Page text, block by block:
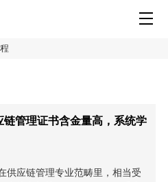
链管理证书含金量高，系统学
供应链管理专业范畴里，相当受